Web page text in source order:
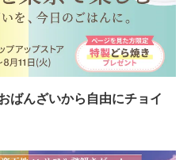
ばんざいから自由にチョイ